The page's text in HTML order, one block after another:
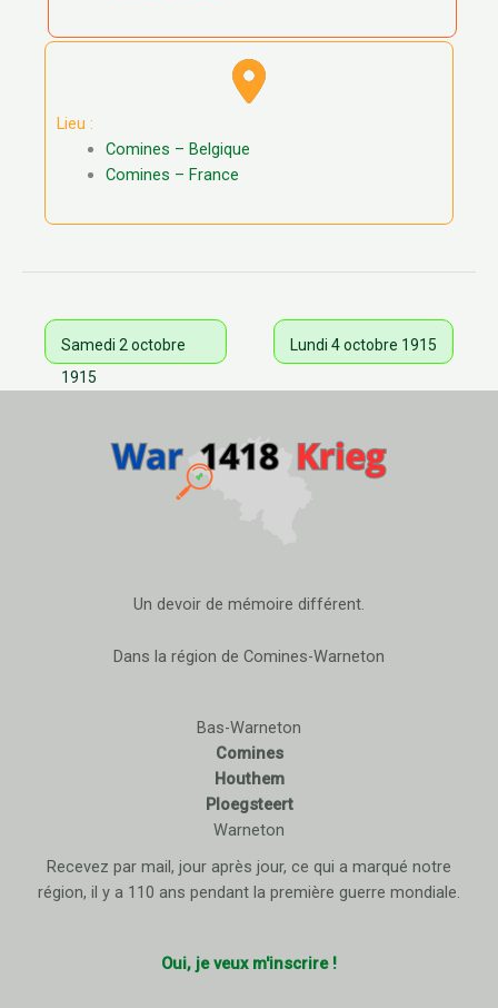
Lieu :
Comines – Belgique
Comines – France
Samedi 2 octobre
1915
Lundi 4 octobre 1915
Un devoir de mémoire différent.
Dans la région de Comines-Warneton
Bas-Warneton
Comines
Houthem
Ploegsteert
Warneton
Recevez par mail, jour après jour, ce qui a marqué notre
région, il y a 110 ans pendant la première guerre mondiale.
Oui, je veux m'inscrire !